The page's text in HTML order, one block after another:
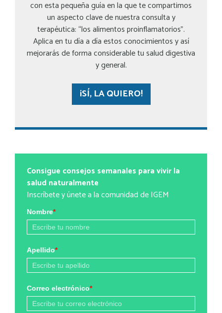
con esta pequeña guía en la que te compartimos
un aspecto clave de nuestra consulta y
terapéutica: “los alimentos proinflamatorios”.
Aplica en tu día a día estos conocimientos y así
mejorarás de forma considerable tu salud digestiva
y general.
¡SÍ, LA QUIERO!
Consigue consejos semanales para vivir la
salud naturalmente
Inscríbete y únete a la comunidad de IGEM
Nombre*
Apellido*
Correo electrónico*